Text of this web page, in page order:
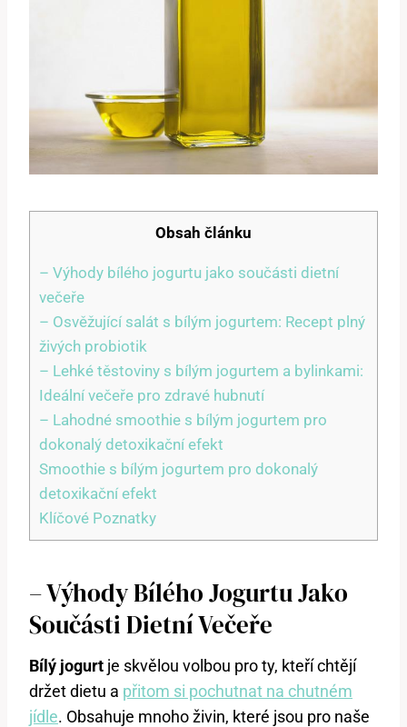
Obsah článku
– Výhody bílého jogurtu jako součásti dietní
večeře
– Osvěžující salát s bílým jogurtem: Recept plný
živých probiotik
– Lehké těstoviny s bílým jogurtem a bylinkami:
Ideální večeře pro zdravé hubnutí
– Lahodné smoothie s bílým jogurtem pro
dokonalý detoxikační efekt
Smoothie s bílým jogurtem pro dokonalý
detoxikační efekt
Klíčové Poznatky
– Výhody Bílého Jogurtu Jako
Součásti Dietní Večeře
Bílý jogurt je skvělou volbou pro ty, kteří chtějí
držet dietu a přitom si pochutnat na chutném
jídle. Obsahuje mnoho živin, které jsou pro naše